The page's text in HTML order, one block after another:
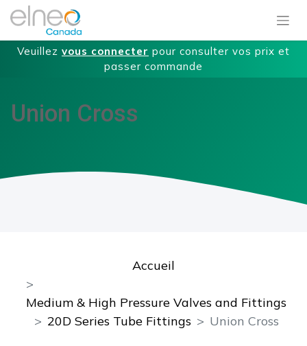
Veuillez vous connecter pour consulter vos prix et
passer commande
Union Cross
Accueil
Medium & High Pressure Valves and Fittings
20D Series Tube Fittings
Union Cross